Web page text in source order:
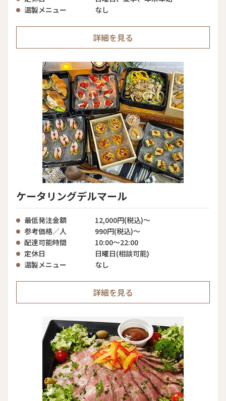
温製メニュー
なし
詳細を見る
ケータリングデルマール
最低発注金額
12,000円(税込)～
参考価格／人
990円(税込)～
配達可能時間
10:00～22:00
定休日
日曜日(相談可能)
温製メニュー
なし
詳細を見る